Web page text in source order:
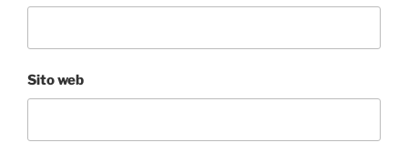
Sito web